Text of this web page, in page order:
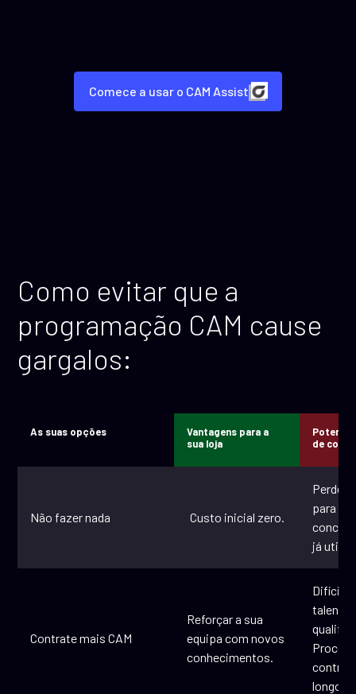
Comece a usar o CAM Assist
Como evitar que a
programação CAM cause
gargalos:
As suas opções
Vantagens para a
sua loja
de
Não fazer nada Custo inicial zero.
Perder
para os
já
Contrate mais CAM
Reforçar a sua
equipa com novos
conhecimentos.
Difícil
talentos
longo.